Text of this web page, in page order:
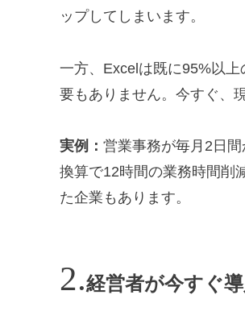
ップしてしまいます。
一方、Excelは既に95%以
要もありません。今すぐ、
実例： 営業事務が毎月2日
換算で12時間の業務時間削
た企業もあります。
経営者が今すぐ